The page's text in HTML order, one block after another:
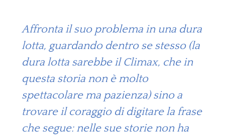
Affronta il suo problema in una dura
lotta, guardando dentro se stesso (la
dura lotta sarebbe il Climax, che in
questa storia non è molto
spettacolare ma pazienza) sino a
trovare il coraggio di digitare la frase
che segue: nelle sue storie non ha